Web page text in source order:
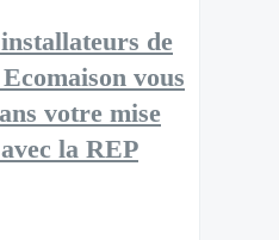
de
vous
votre mise
la REP